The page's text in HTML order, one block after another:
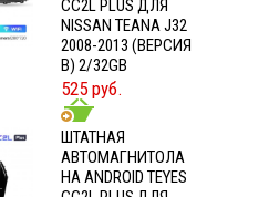
CC2L PLUS ДЛЯ
NISSAN TEANA J32
2008-2013 (ВЕРСИЯ
B) 2/32GB
525 руб.
ШТАТНАЯ
АВТОМАГНИТОЛА
НА ANDROID TEYES